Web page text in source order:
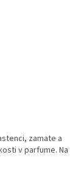
zamate a
v parfume. Na